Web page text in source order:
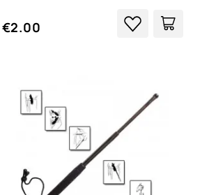
€2.00